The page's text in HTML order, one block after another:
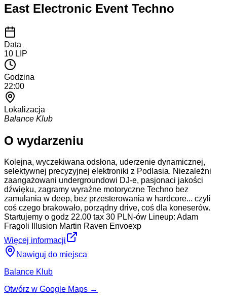
East Electronic Event Techno
Data
10 LIP
Godzina
22:00
Lokalizacja
Balance Klub
O wydarzeniu
Kolejna, wyczekiwana odsłona, uderzenie dynamicznej,
selektywnej precyzyjnej elektroniki z Podlasia. Niezależni
zaangażowani undergroundowi DJ-e, pasjonaci jakości
dźwięku, zagramy wyraźne motoryczne Techno bez
zamulania w deep, bez przesterowania w hardcore... czyli
coś czego brakowało, porządny drive, coś dla koneserów.
Startujemy o godz 22.00 tax 30 PLN-ów Lineup: Adam
Fragoli Illusion Martin Raven Envoexp
Więcej informacji
Nawiguj do miejsca
Balance Klub
Otwórz w Google Maps →